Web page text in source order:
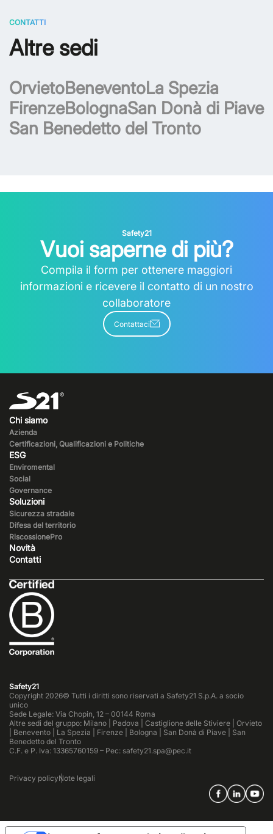
CONTATTI
Altre sedi
OrvietoBeneventoLa Spezia
FirenzeBolognaSan Donà di Piave
San Benedetto del Tronto
Safety21
Vuoi saperne di più?
Compila il form per ottenere maggiori
informazioni e ricevere il contatto di un nostro
collaboratore
Contattaci
Chi siamo
Azienda
Certificazioni, Qualificazioni e Politiche
ESG
Enviromental
Social
Governance
Soluzioni
Sicurezza stradale
Difesa del territorio
RiscossionePro
Novità
Contatti
Safety21
Copyright 2026© Tutti i diritti sono riservati a Safety21 S.p.A. a socio
unico
Sede Legale: Via Chopin, 12 – 00144 Roma
Altre sedi del gruppo: Milano | Padova | Castiglione delle Stiviere | Orvieto
| Benevento | La Spezia | Firenze | Bologna | San Donà di Piave | San
Benedetto del Tronto
C.F. e P. Iva: 13365760159 – Pec: safety21.spa@pec.it
Privacy policyNote legali